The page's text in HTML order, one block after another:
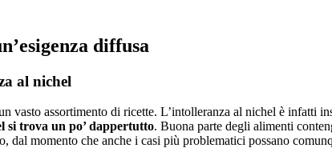
diffusa
al nichel
vasto assortimento di ricette. L’intolleranza al nichel è infatti
si trova un po’ dappertutto. Buona parte degli alimenti
momento che anche i casi più problematici possano